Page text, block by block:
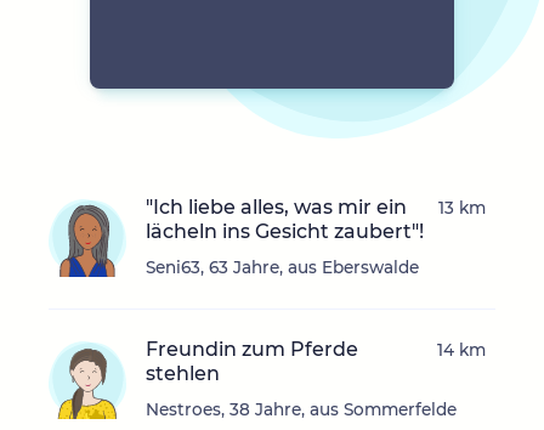
"Ich liebe alles, was mir ein
lächeln ins Gesicht zaubert"!
Seni63, 63 Jahre, aus Eberswalde
13 km
Freundin zum Pferde
stehlen
Nestroes, 38 Jahre, aus Sommerfelde
14 km